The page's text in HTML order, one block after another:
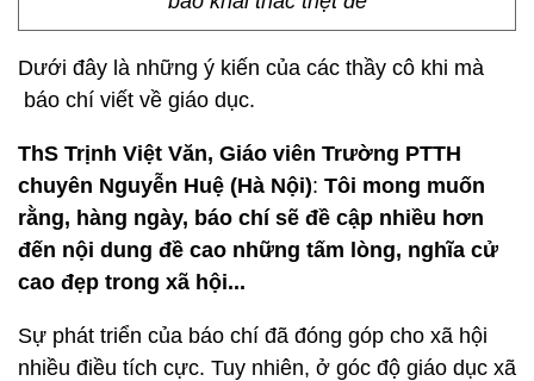
Dưới đây là những ý kiến của các thầy cô khi mà
báo chí viết về giáo dục.
ThS Trịnh Việt Văn, Giáo viên Trường PTTH
chuyên Nguyễn Huệ (Hà Nội): Tôi mong muốn
rằng, hàng ngày, báo chí sẽ đề cập nhiều hơn
đến nội dung đề cao những tấm lòng, nghĩa cử
cao đẹp trong xã hội...
Sự phát triển của báo chí đã đóng góp cho xã hội
nhiều điều tích cực. Tuy nhiên, ở góc độ giáo dục xã